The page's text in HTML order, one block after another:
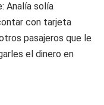
Analía solía
con tarjeta
pasajeros que le
el dinero en